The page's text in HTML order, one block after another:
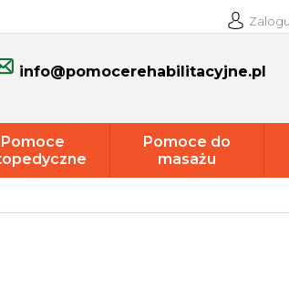
info@pomocerehabilitacyjne.pl
Pomoce
Pomoce do
masażu